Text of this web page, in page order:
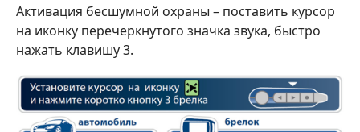
Активация бесшумной охраны – поставить курсор
на иконку перечеркнутого значка звука, быстро
нажать клавишу 3.